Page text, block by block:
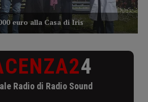
4
Radio di Radio Sound